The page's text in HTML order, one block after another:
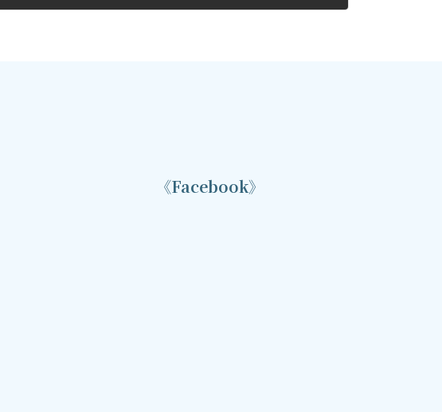
《Facebook》